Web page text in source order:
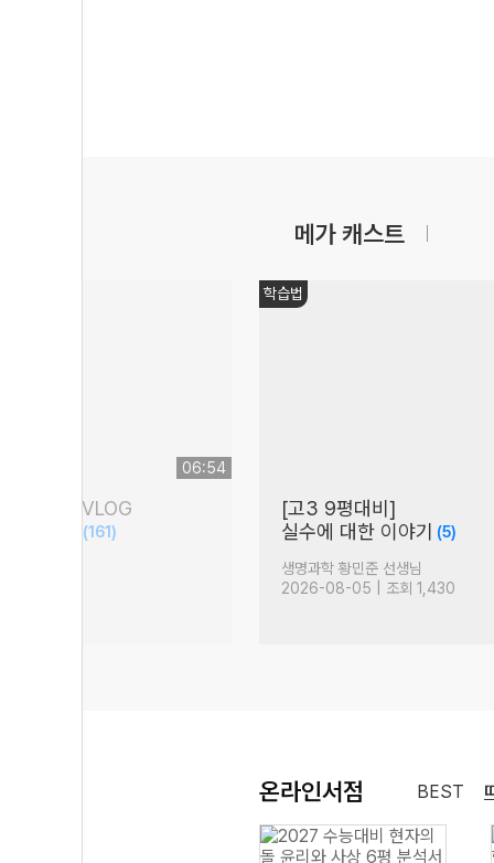
메가 캐스트
06:54
회 현장 VLOG
(161)
학습법
[고3 9평대비]
실수에 대한 이야기
(5)
생명과학 황민준 선생님
2026-08-05 | 조회 1,430
온라인서점 BEST